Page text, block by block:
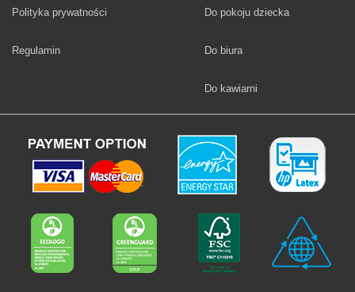
Polityka prywatności
Regulamin
Fototapety
Do pokoju dziecka
Fototapety
Do biura
Fototapety
Do kawiarni